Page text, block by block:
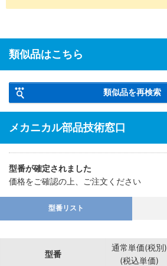
類似品はこちら
類似品を再検索
メカニカル部品技術窓口
型番が確定されました
価格をご確認の上、ご注文ください
型番リスト
型番
通常単価(税別)
(税込単価)